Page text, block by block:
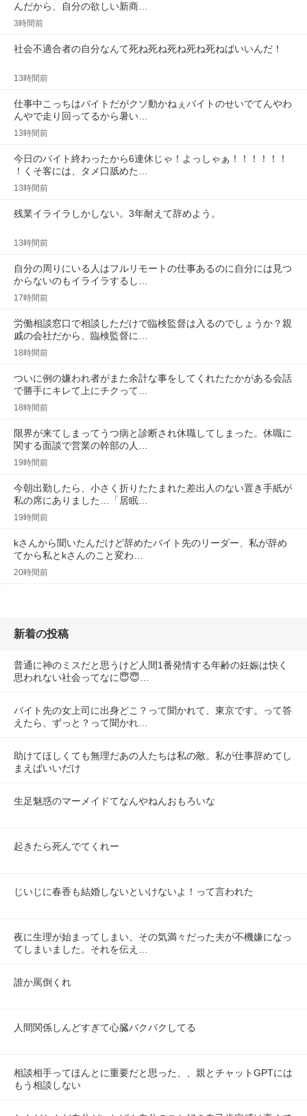
んだから、自分の欲しい新商…
3時間前
社会不適合者の自分なんて死ね死ね死ね死ね死ねばいいんだ！
13時間前
仕事中こっちはバイトだがクソ動かねぇバイトのせいでてんやわ
んやで走り回ってるから暑い…
13時間前
今日のバイト終わったから6連休じゃ！よっしゃぁ！！！！！！
！くそ客には、タメ口舐めた…
13時間前
残業イライラしかしない。3年耐えて辞めよう。
13時間前
自分の周りにいる人はフルリモートの仕事あるのに自分には見つ
からないのもイライラするし…
17時間前
労働相談窓口で相談しただけで臨検監督は入るのでしょうか？親
戚の会社だから、臨検監督に…
18時間前
ついに例の嫌われ者がまた余計な事をしてくれたたかがある会話
で勝手にキレて上にチクって…
18時間前
限界が来てしまってうつ病と診断され休職してしまった。休職に
関する面談で営業の幹部の人…
19時間前
今朝出勤したら、小さく折りたたまれた差出人のない置き手紙が
私の席にありました…「居眠…
19時間前
kさんから聞いたんだけど辞めたバイト先のリーダー、私が辞め
てから私とkさんのこと変わ…
20時間前
新着の投稿
普通に神のミスだと思うけど人間1番発情する年齢の妊娠は快く
思われない社会ってなに😇😇…
バイト先の女上司に出身どこ？って聞かれて、東京です。って答
えたら、ずっと？って聞かれ…
助けてほしくても無理だあの人たちは私の敵。私が仕事辞めてし
まえばいいだけ
生足魅惑のマーメイドてなんやねんおもろいな
起きたら死んでてくれー
じいじに春香も結婚しないといけないよ！って言われた
夜に生理が始まってしまい、その気満々だった夫が不機嫌になっ
てしまいました。それを伝え…
誰か罵倒くれ
人間関係しんどすぎて心臓バクバクしてる
相談相手ってほんとに重要だと思った、、親とチャットGPTには
もう相談しない